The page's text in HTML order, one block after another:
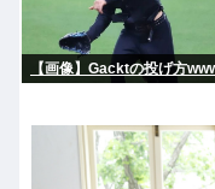
【画像】Gacktの投げ方